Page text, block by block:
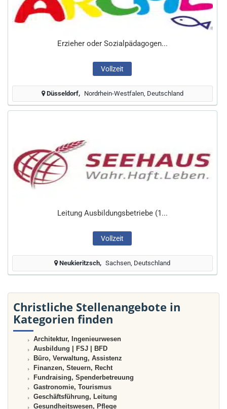
Erzieher oder Sozialpädagogen...
Vollzeit
Düsseldorf Nordrhein-Westfalen, Deutschland
Leitung Ausbildungsbetriebe (1...
Vollzeit
Neukieritzsch Sachsen, Deutschland
Christliche Stellenangebote in
Kategorien finden
Architektur, Ingenieurwesen
Ausbildung | FSJ | BFD
Büro, Verwaltung, Assistenz
Finanzen, Steuern, Recht
Fundraising, Spenderbetreuung
Gastronomie, Tourismus
Geschäftsführung, Leitung
Gesundheitswesen, Pflege